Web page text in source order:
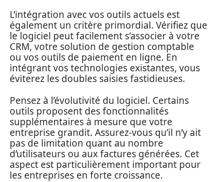
L’intégration avec vos outils actuels est
également un critère primordial. Vérifiez que
le logiciel peut facilement s’associer à votre
CRM, votre solution de gestion comptable
ou vos outils de paiement en ligne. En
intégrant vos technologies existantes, vous
éviterez les doubles saisies fastidieuses.
Pensez à l’évolutivité du logiciel. Certains
outils proposent des fonctionnalités
supplémentaires à mesure que votre
entreprise grandit. Assurez-vous qu’il n’y ait
pas de limitation quant au nombre
d’utilisateurs ou aux factures générées. Cet
aspect est particulièrement important pour
les entreprises en forte croissance.